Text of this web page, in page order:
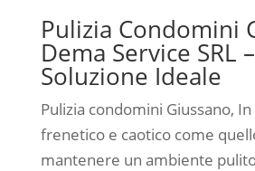
Pulizia Condomini
Dema Service SRL
Soluzione Ideale
Pulizia condomini Giussano,
frenetico e caotico come
mantenere un ambiente